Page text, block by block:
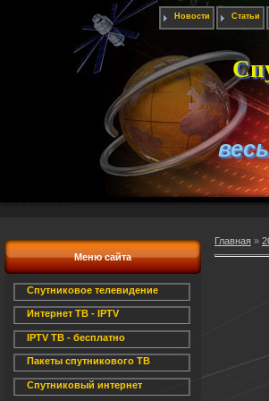
Новости Статьи
Меню сайта
Спутниковое телевидение
Интернет ТВ - IPTV
IPTV ТВ - бесплатно
Пакеты спутникового ТВ
Спутниковый интернет
Главная »